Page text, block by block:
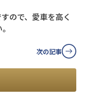
ので、愛車を高く
次の記事